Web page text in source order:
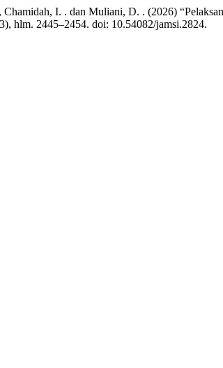
I. . dan Muliani, D. . (2026)
hlm. 2445–2454. doi: 10.54082/jamsi.2824.